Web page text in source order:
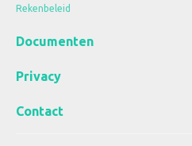
Rekenbeleid
Documenten
Privacy
Contact